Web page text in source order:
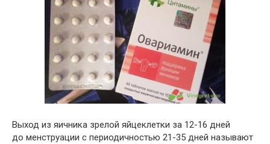
Выход из яичника зрелой яйцеклетки за 12-16 дней
до менструации с периодичностью 21-35 дней называют